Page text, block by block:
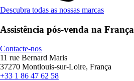
Descubra todas as nossas marcas
Assistência pós-venda na França
Contacte-nos
11 rue Bernard Maris
37270 Montlouis-sur-Loire, França
+33 1 86 47 62 58